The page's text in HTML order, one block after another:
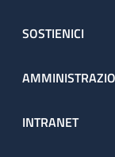
SOSTIENICI
INTRANET